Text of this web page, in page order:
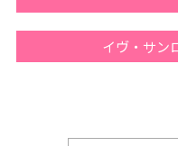
イヴ・サン